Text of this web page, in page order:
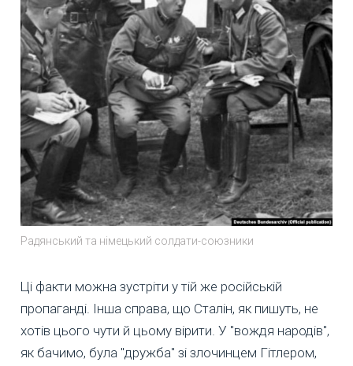
Радянський та німецький солдати-союзники
Ці факти можна зустріти у тій же російській
пропаганді. Інша справа, що Сталін, як пишуть, не
хотів цього чути й цьому вірити. У "вождя народів",
як бачимо, була "дружба" зі злочинцем Гітлером,